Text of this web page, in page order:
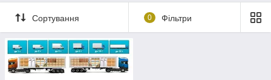
та спеціалізовані транспортні засоби. Наша команда
професійних логістів та диспетчерів забезпечує надійну та
ефективну доставку вашого вантажу вчасно. Ми пропонуємо
широкий вибір транспортних засобів, включаючи автопоїзди,
єврофури, ізотермічні та рефрижераторні фури, самоскиди,
Сортування 0 Фільтри